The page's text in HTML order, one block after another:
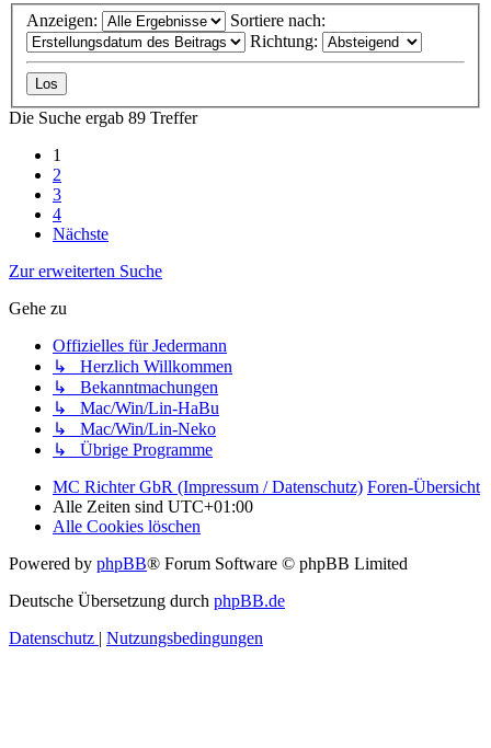
Anzeigen:
Sortiere nach:
Richtung:
Die Suche ergab 89 Treffer
1
2
3
4
Nächste
Zur erweiterten Suche
Gehe zu
Offizielles für Jedermann
↳ Herzlich Willkommen
↳ Bekanntmachungen
↳ Mac/Win/Lin-HaBu
↳ Mac/Win/Lin-Neko
↳ Übrige Programme
MC Richter GbR (Impressum / Datenschutz) Foren-Übersicht
Alle Zeiten sind UTC+01:00
Alle Cookies löschen
Powered by phpBB® Forum Software © phpBB Limited
Deutsche Übersetzung durch phpBB.de
Datenschutz
Nutzungsbedingungen